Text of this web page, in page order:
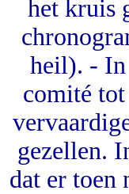
het kruis
heil). - In
comité
gezellen.
dat er toen